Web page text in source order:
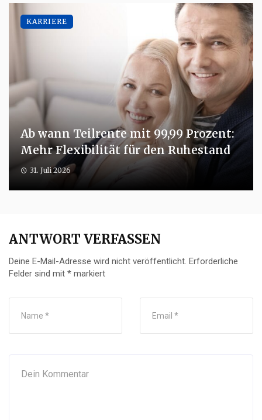
Ab wann Teilrente mit 99,99 Prozent:
Mehr Flexibilität für den Ruhestand
31. Juli 2026
KARRIERE
ANTWORT VERFASSEN
Deine E-Mail-Adresse wird nicht veröffentlicht. Erforderliche
Felder sind mit * markiert